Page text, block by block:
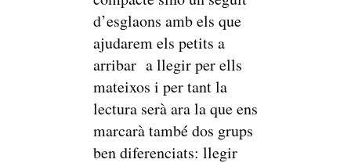
d’esglaons amb els que
ajudarem els petits a
arribar a llegir per ells
mateixos i per tant la
lectura serà ara la que ens
marcarà també dos grups
ben diferenciats: llegir